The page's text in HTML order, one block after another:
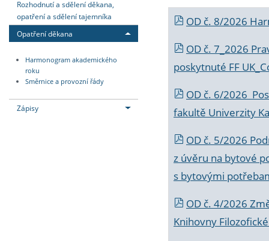
Rozhodnutí a sdělení děkana,
opatření a sdělení tajemníka
Opatření děkana
Harmonogram akademického
roku
Směrnice a provozní řády
Zápisy
OD č. 8/2026
OD č. 7_2026
poskytnuté FF
OD č. 6/2026
fakultě Univerzity
OD č. 5/2026
z úvěru na bytové
s bytovými
OD č. 4/2026
Knihovny